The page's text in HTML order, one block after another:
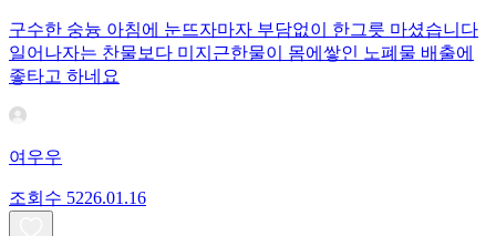
구수한 숭늉 아침에 눈뜨자마자 부담없이 한그릇 마셨습니다
일어나자는 찬물보다 미지근한물이 몸에쌓인 노폐물 배출에
좋타고 하네요
여우우
조회수 5226.01.16